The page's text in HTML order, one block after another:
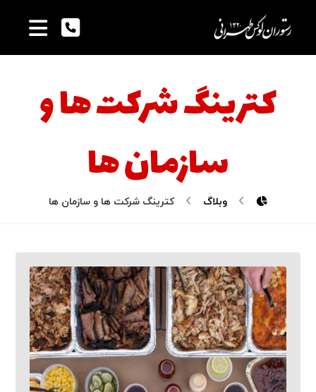
کترینگ شرکت ها و
سازمان ها
وبلاگ کترینگ شرکت ها و سازمان ها